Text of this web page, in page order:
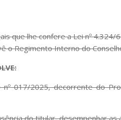
que lhe confere a Lei nº
o Regimento Interno do
017/2025, decorrente do
do titular, desempenhar